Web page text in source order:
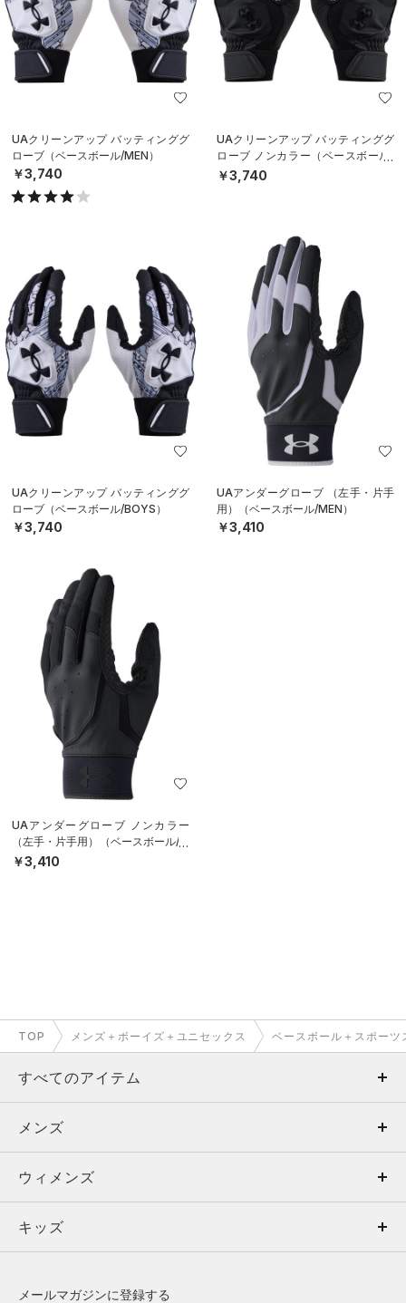
UAクリーンアップ バッティンググ
ローブ（ベースボール/MEN）
￥3,740
UAクリーンアップ バッティンググ
ローブ ノンカラー（ベースボール/
MEN）
￥3,740
UAクリーンアップ バッティンググ
ローブ（ベースボール/BOYS）
￥3,740
UAアンダーグローブ （左手・片手
用）（ベースボール/MEN）
￥3,410
UAアンダーグローブ ノンカラー
（左手・片手用）（ベースボール/M
EN）
￥3,410
TOP メンズ＋ボーイズ＋ユニセックス ベースボール＋スポーツ
すべてのアイテム
メンズ
ウィメンズ
キッズ
メンズ
トップス
ボトムス
ウィメンズ
トップス
キッズ
メールマガジンに登録する